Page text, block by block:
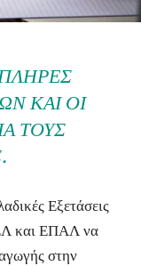
ΚΑΙ ΟΙ
ΤΟΥΣ
Εξετάσεις
και ΕΠΑΛ να
στην